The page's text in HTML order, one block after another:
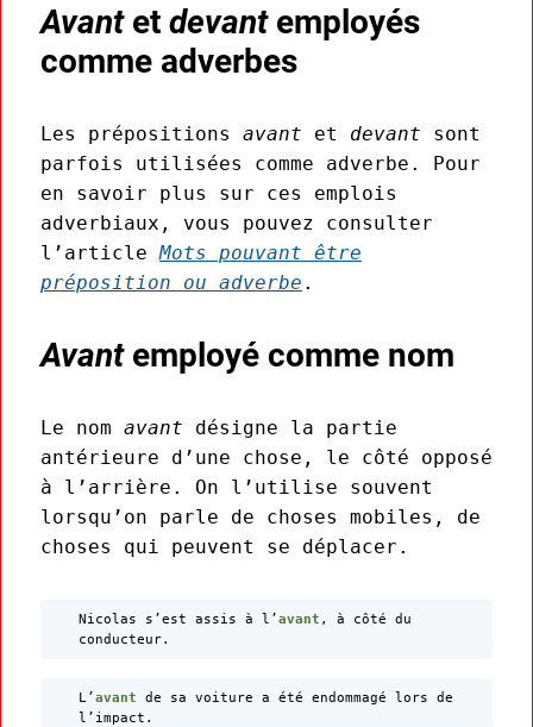
Avantet devantemployés
comme adverbes
Les prépositions avant et devant sont
parfois utilisées comme adverbe. Pour
en savoir plus sur ces emplois
adverbiaux, vous pouvez consulter
l’articleMots pouvant être
préposition ou adverbe .
Avantemployé comme nom
Le nom avant désigne la partie
antérieure d’une chose, le côté opposé
à l’arrière. On l’utilise souvent
lorsqu’on parle de choses mobiles, de
choses qui peuvent se déplacer.
Nicolas s’est assis à l’avant , à côté du
conducteur.
L’avant de sa voiture a été endommagé lors de
l’impact.